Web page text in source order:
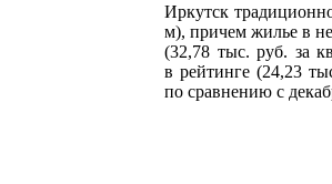
Иркутск
м), причем жилье в
(32,78 тыс. руб. за
в рейтинге (24,23
по сравнению с